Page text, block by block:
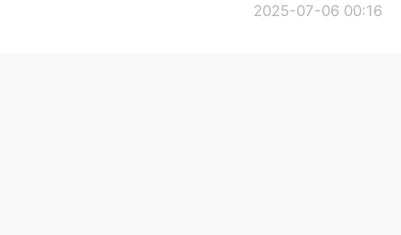
2025-07-06 00:16